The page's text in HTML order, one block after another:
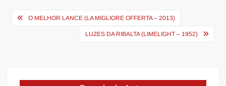
Navegação
O MELHOR LANCE (LA MIGLIORE OFFERTA – 2013)
LUZES DA RIBALTA (LIMELIGHT – 1952)